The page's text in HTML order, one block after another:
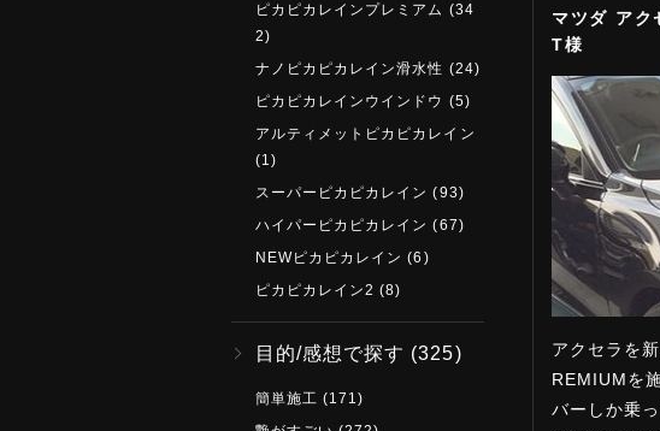
マツダ ア
T様
アクセラを
REMIUMを
バーしか乗
ピカピカレインプレミアム (34
2)
ナノピカピカレイン滑水性 (24)
ピカピカレインウインドウ (5)
アルティメットピカピカレイン
(1)
スーパーピカピカレイン (93)
ハイパーピカピカレイン (67)
NEWピカピカレイン (6)
ピカピカレイン2 (8)
目的/感想で探す (325)
簡単施工 (171)